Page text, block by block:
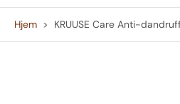
Hjem > KRUUSE Care Anti-